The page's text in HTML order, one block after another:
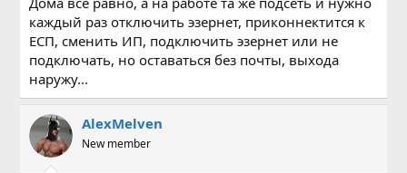
каждый раз отключить эзернет, приконнектится к
ЕСП, сменить ИП, подключить эзернет или не
подключать, но оставаться без почты, выхода
наружу...
AlexMelven
New member